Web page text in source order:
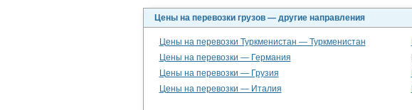
Цены на перевозки грузов — другие направления
Цены на перевозки Туркменистан — Туркменистан
Цены на перевозки — Германия
Цены на перевозки — Грузия
Цены на перевозки — Италия